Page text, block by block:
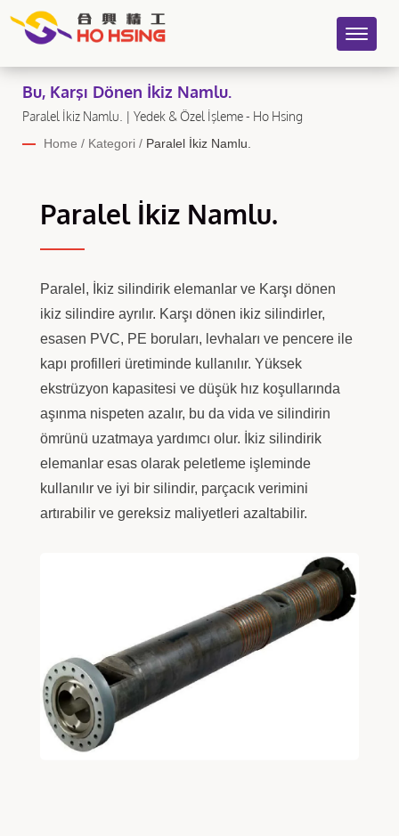
Bu, Karşı Dönen İkiz Namlu.
Paralel İkiz Namlu. | Yedek & Özel İşleme - Ho Hsing
Home / Kategori / Paralel İkiz Namlu.
Paralel İkiz Namlu.
Paralel, İkiz silindirik elemanlar ve Karşı dönen
ikiz silindire ayrılır. Karşı dönen ikiz silindirler,
esasen PVC, PE boruları, levhaları ve pencere ile
kapı profilleri üretiminde kullanılır. Yüksek
ekstrüzyon kapasitesi ve düşük hız koşullarında
aşınma nispeten azalır, bu da vida ve silindirin
ömrünü uzatmaya yardımcı olur. İkiz silindirik
elemanlar esas olarak peletleme işleminde
kullanılır ve iyi bir silindir, parçacık verimini
artırabilir ve gereksiz maliyetleri azaltabilir.